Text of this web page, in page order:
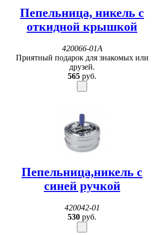
Пепельница, никель с
откидной крышкой
420066-01A
Приятный подарок для знакомых или
друзей.
565 руб.
Пепельница,никель с
синей ручкой
420042-01
530 руб.